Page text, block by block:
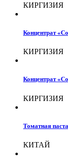
КИРГИЗИЯ
Концентрат
КИРГИЗИЯ
Концентрат
КИРГИЗИЯ
Томатная
КИТАЙ